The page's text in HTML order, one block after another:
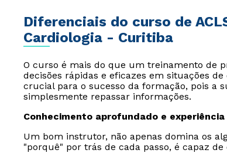
Diferenciais do curso de
Cardiologia - Curitiba
O curso é mais do que um treinamento de
decisões rápidas e eficazes em situações
crucial para o sucesso da formação, pois a
simplesmente repassar informações.
Conhecimento aprofundado e
Um bom instrutor, não apenas domina os
"porquê" por trás de cada passo, é capaz